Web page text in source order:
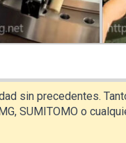
sin precedentes.
SUMITOMO o